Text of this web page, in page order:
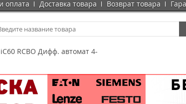
оплата Доставка товара Возврат товара
iC60 RCBO Дифф. автомат 4-